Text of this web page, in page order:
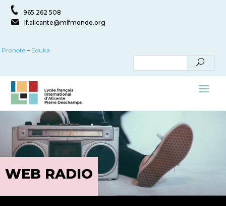
965 262 508
lf.alicante@mlfmonde.org
Pronote – Eduka
WEB RADIO